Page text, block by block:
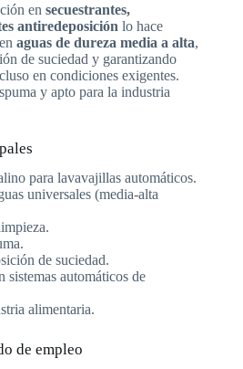
en secuestrantes,
antiredeposición lo hace
aguas de dureza media a alta,
de suciedad y garantizando
en condiciones exigentes.
y apto para la industria
para lavavajillas automáticos.
universales (media-alta
de suciedad.
sistemas automáticos de
alimentaria.
de empleo